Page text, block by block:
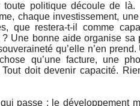
politique découle de là.
chaque investissement,
que restera-t-il comme
? Une bonne aide organise
qu’elle n’en
qu’une facture, une
doit devenir capacité.
passe ; le développement